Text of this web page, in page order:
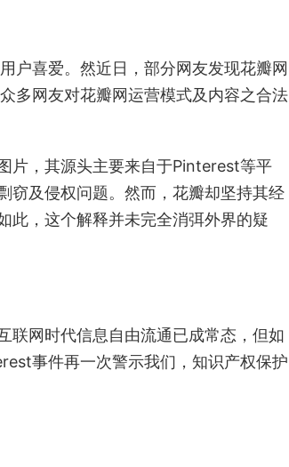
户喜爱。然近日，部分网友发现花瓣网
多网友对花瓣网运营模式及内容之合法
片，其源头主要来自于Pinterest等平
窃及侵权问题。然而，花瓣却坚持其经
此，这个解释并未完全消弭外界的疑
联网时代信息自由流通已成常态，但如
事件再一次警示我们，知识产权保护